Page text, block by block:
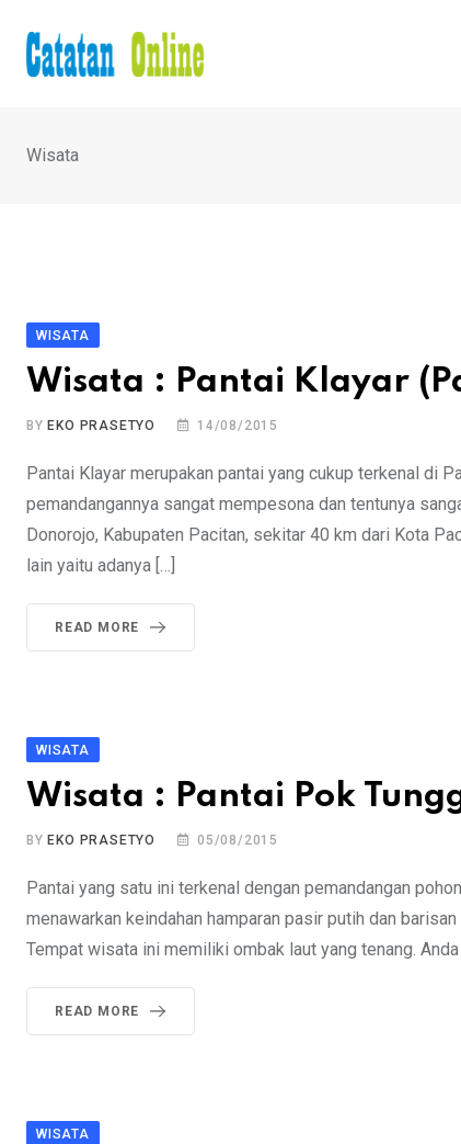
content
Wisata
WISATA
Wisata : Pantai Klayar
BY EKO PRASETYO 14/08/2015
Pantai Klayar merupakan pantai yang cukup terkenal di
pemandangannya sangat mempesona dan tentunya
Donorojo, Kabupaten Pacitan, sekitar 40 km dari Kota
lain yaitu adanya […]
READ MORE
WISATA
Wisata : Pantai Pok
BY EKO PRASETYO 05/08/2015
Pantai yang satu ini terkenal dengan pemandangan
menawarkan keindahan hamparan pasir putih dan
Tempat wisata ini memiliki ombak laut yang tenang.
READ MORE
WISATA